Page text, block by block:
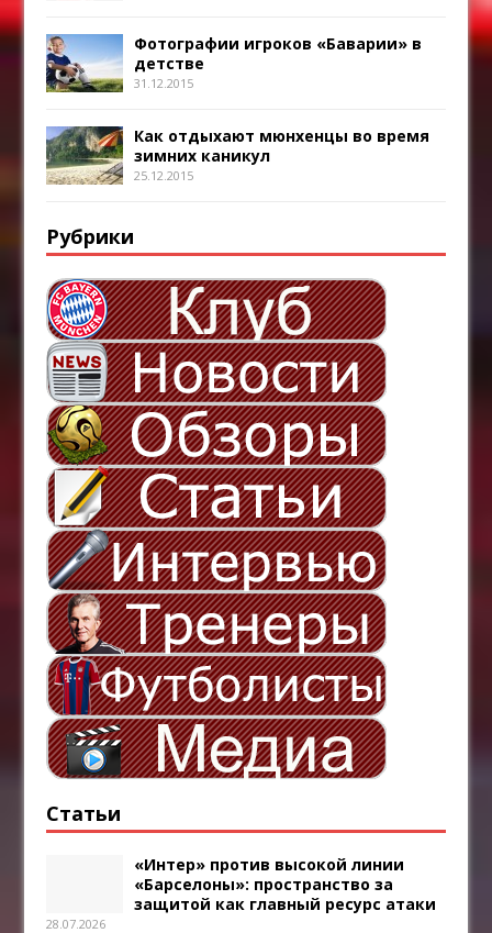
Фотографии игроков «Баварии» в
детстве
31.12.2015
Как отдыхают мюнхенцы во время
зимних каникул
25.12.2015
Рубрики
Статьи
«Интер» против высокой линии
«Барселоны»: пространство за
защитой как главный ресурс атаки
28.07.2026